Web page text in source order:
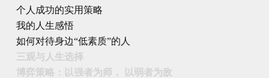
个人成功的实用策略
我的人生感悟
如何对待身边“低素质”的人
三观与人生选择
博弈策略：以强者为师， 以弱者为敌